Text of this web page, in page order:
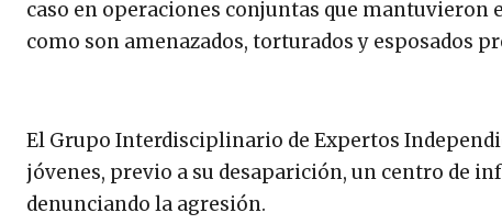
caso en operaciones conjuntas que mantuvieron
como son amenazados, torturados y esposados
El Grupo Interdisciplinario de Expertos
jóvenes, previo a su desaparición, un centro de
denunciando la agresión.